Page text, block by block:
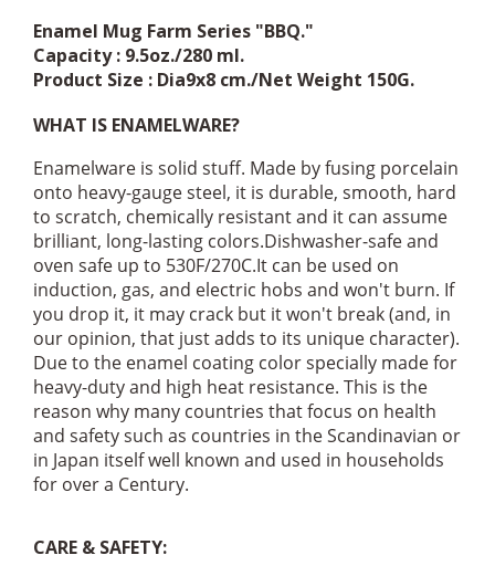
Enamel Mug Farm Series "BBQ."
Capacity : 9.5oz./280 ml.
Product Size : Dia9x8 cm./Net Weight 150G.
WHAT IS ENAMELWARE?
Enamelware is solid stuff. Made by fusing porcelain
onto heavy-gauge steel, it is durable, smooth, hard
to scratch, chemically resistant and it can assume
brilliant, long-lasting colors.Dishwasher-safe and
oven safe up to 530F/270C.It can be used on
induction, gas, and electric hobs and won't burn. If
you drop it, it may crack but it won't break (and, in
our opinion, that just adds to its unique character).
Due to the enamel coating color specially made for
heavy-duty and high heat resistance. This is the
reason why many countries that focus on health
and safety such as countries in the Scandinavian or
in Japan itself well known and used in households
for over a Century.
CARE & SAFETY: